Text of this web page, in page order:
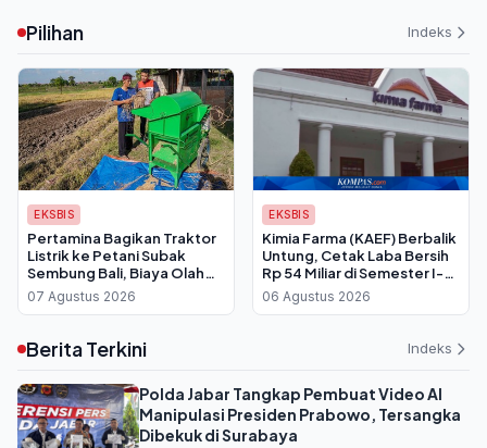
Pilihan Indeks
EKSBIS
Pertamina Bagikan Traktor
Listrik ke Petani Subak
Sembung Bali, Biaya Olah
Lahan Dipangkas Drastis
07 Agustus 2026
EKSBIS
Kimia Farma (KAEF) Berbalik
Untung, Cetak Laba Bersih
Rp 54 Miliar di Semester I-
2026
06 Agustus 2026
Berita Terkini Indeks
Polda Jabar Tangkap Pembuat Video AI
Manipulasi Presiden Prabowo, Tersangka
Dibekuk di Surabaya